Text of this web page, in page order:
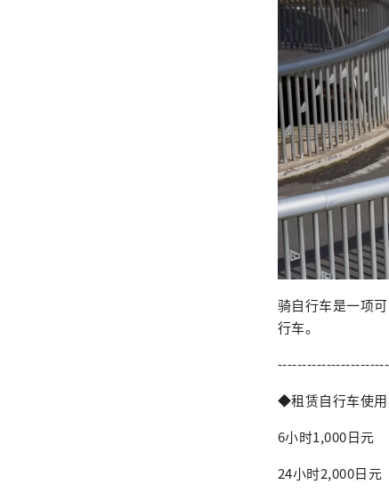
骑自行车是一项
行车。
◆租赁自行车使
6小时1,000日元
24小时2,000日元